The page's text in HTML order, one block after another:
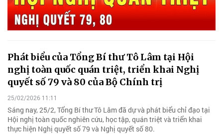
Phát biểu của Tổng Bí thư Tô Lâm tại Hội
nghị toàn quốc quán triệt, triển khai Nghị
quyết số 79 và 80 của Bộ Chính trị
25/02/2026 11:11
Sáng nay, 25/2, Tổng Bí thư Tô Lâm đã dự và phát biểu chỉ đạo tại
Hội nghị toàn quốc nghiên cứu, học tập, quán triệt và triển khai
thực hiện Nghị quyết số 79 và Nghị quyết số 80.